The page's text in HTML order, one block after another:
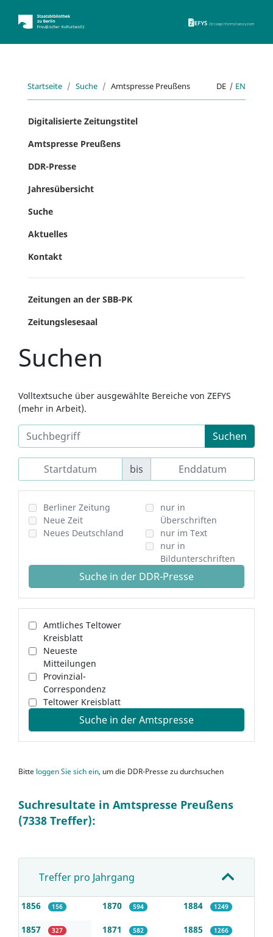
Startseite Suche Amtspresse Preußens DE | EN
Digitalisierte Zeitungstitel
Amtspresse Preußens
DDR-Presse
Jahresübersicht
Suche
Aktuelles
Kontakt
Zeitungen an der SBB-PK
Zeitungslesesaal
Suchen
Volltextsuche über ausgewählte Bereiche von ZEFYS
(mehr in Arbeit).
Suchen
bis
Berliner Zeitung
Neue Zeit
Neues Deutschland
nur in
Überschriften
nur im Text
nur in
Bildunterschriften
Suche in der DDR-Presse
Amtliches Teltower
Kreisblatt
Neueste
Mitteilungen
Provinzial-
Correspondenz
Teltower Kreisblatt
Suche in der Amtspresse
Bitte loggen Sie sich ein, um die DDR-Presse zu durchsuchen
Suchresultate in Amtspresse Preußens
(7338 Treffer):
Treffer pro Jahrgang
1856 156
1857 327
1870 594
1871 582
1884 1249
1885 1266